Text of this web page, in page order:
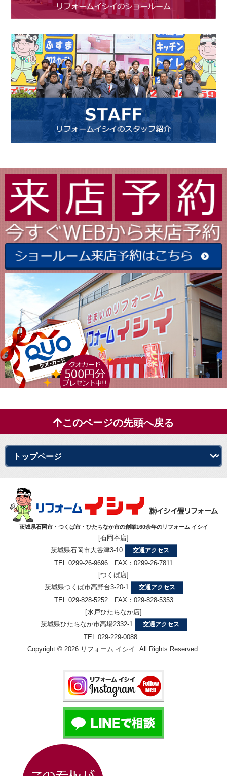
このページの先頭へ戻る
茨城県石岡市・つくば市・ひたちなか市の創業160余年のリフォーム イシイ
[石岡本店]
茨城県石岡市大谷津3-10
交通アクセス
TEL:0299-26-9696 FAX：0299-26-7811
[つくば店]
茨城県つくば市高野台3-20-1
交通アクセス
TEL:029-828-5252 FAX：029-828-5353
[水戸ひたちなか店]
茨城県ひたちなか市高場2332-1
交通アクセス
TEL:029-229-0088
Copyright © 2026 リフォーム イシイ. All Rights Reserved.